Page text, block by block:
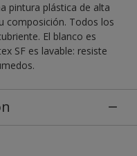
pintura plástica de alta
composición. Todos los
El blanco es
SF es lavable: resiste